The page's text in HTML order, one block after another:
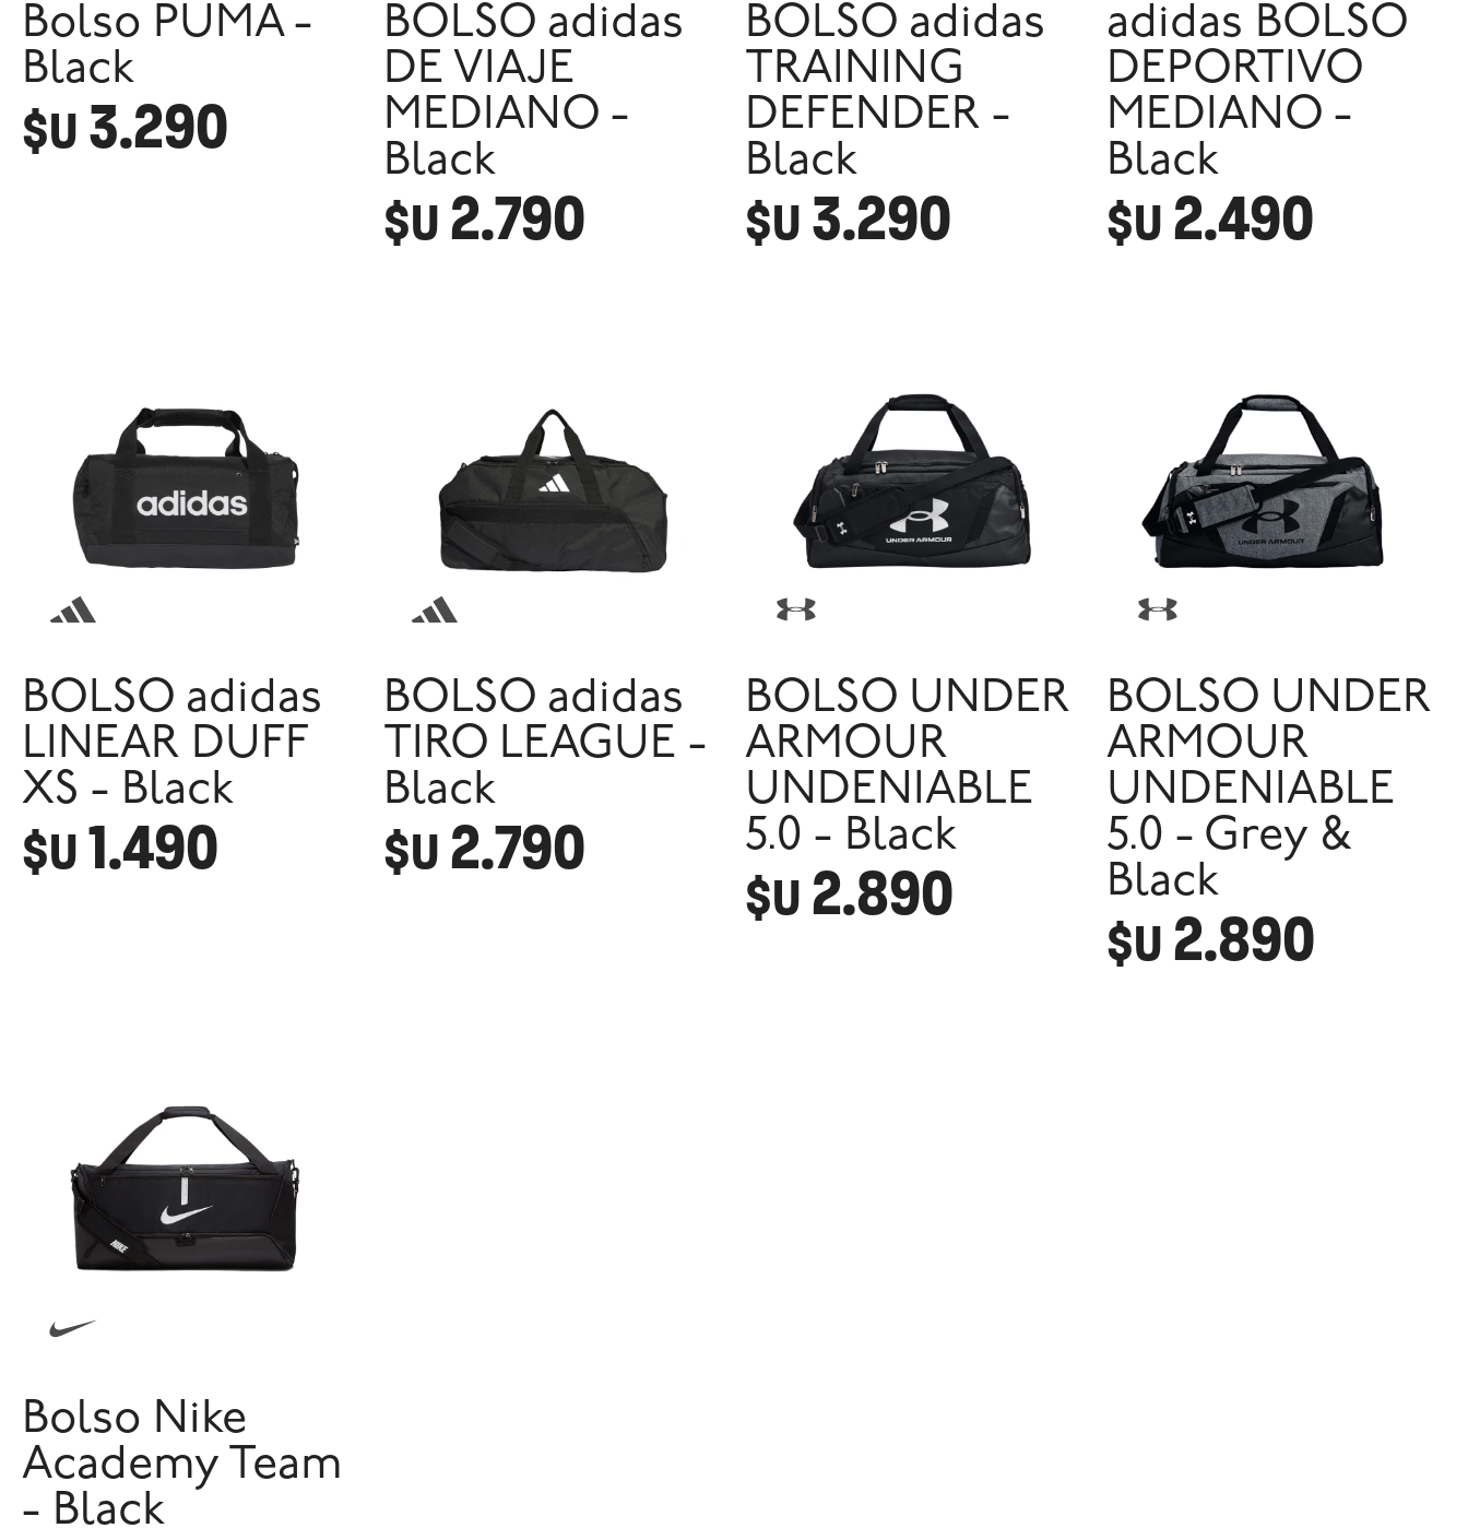
Bolso PUMA -
Black
$U 3.290
BOLSO adidas
DE VIAJE
MEDIANO -
Black
$U 2.790
BOLSO adidas
TRAINING
DEFENDER -
Black
$U 3.290
adidas BOLSO
DEPORTIVO
MEDIANO -
Black
$U 2.490
BOLSO adidas
LINEAR DUFF
XS - Black
$U1.490
BOLSO adidas
TIRO LEAGUE -
Black
$U 2.790
BOLSO UNDER
ARMOUR
UNDENIABLE
5.0 - Black
$U 2.890
BOLSO UNDER
ARMOUR
UNDENIABLE
5.0 - Grey &
Black
$U 2.890
Bolso Nike
Academy Team
- Black